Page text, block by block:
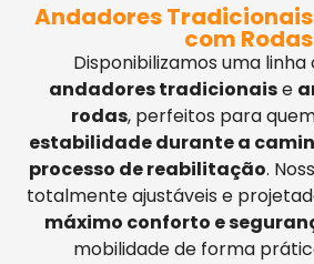
Andadores
com Rodas
Disponibilizamos uma
andadores tradicionaise
rodas, perfeitos para
estabilidade durante a
processo de reabilitação.
totalmente ajustáveis e
máximo conforto e
mobilidade de forma